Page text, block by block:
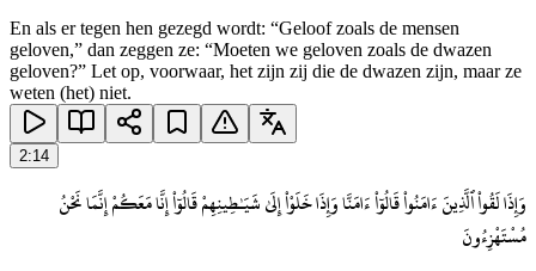
En als er tegen hen gezegd wordt: “Geloof zoals de mensen
geloven,” dan zeggen ze: “Moeten we geloven zoals de dwazen
geloven?” Let op, voorwaar, het zijn zij die de dwazen zijn, maar ze
weten (het) niet.
2:14
وَإِذَا لَقُوا۟ ٱلَّذِينَ ءَامَنُوا۟ قَالُوٓا۟ ءَامَنَّا وَإِذَا خَلَوْا۟ إِلَىٰ شَيَـٰطِينِهِمْ قَالُوٓا۟ إِنَّا مَعَكُمْ إِنَّمَا نَحْنُ
مُسْتَهْزِءُونَ